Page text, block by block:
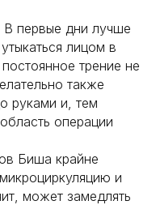
В первые дни лучше
лицом в
трение не
также
руками и, тем
операции
Биша крайне
и
может замедлять